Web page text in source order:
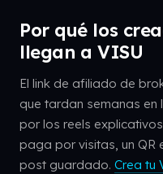
Por qué los
llegan a VISU
El link de afiliado de
que tardan semanas
por los reels
paga por visitas, un QR
post guardado. Crea tu